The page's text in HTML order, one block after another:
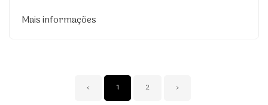
Mais informações
‹ 1 2 ›